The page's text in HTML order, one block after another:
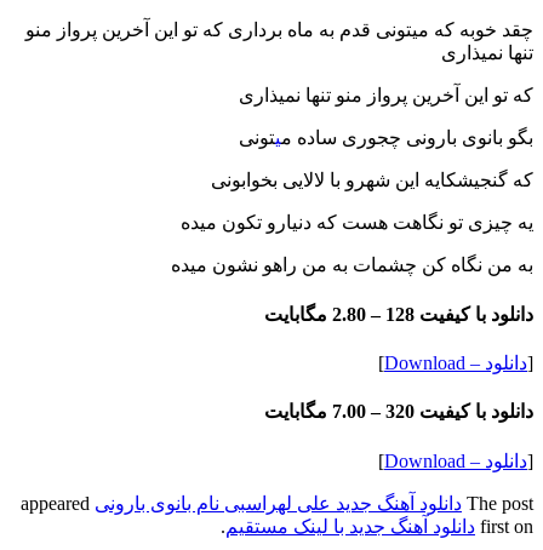
چقد خوبه که میتونی قدم به ماه برداری که تو این آخرین پرواز منو
تنها نمیذاری
که تو این آخرین پرواز منو تنها نمیذاری
بگو بانوی بارونی چجوری ساده میتونی
که گنجیشکایه این شهرو با لالایی بخوابونی
یه چیزی تو نگاهت هست که دنیارو تکون میده
به من نگاه کن چشمات به من راهو نشون میده
دانلود با کیفیت 128 – 2.80 مگابایت
[دانلود – Download ]
دانلود با کیفیت 320 – 7.00 مگابایت
[دانلود – Download ]
The post دانلود آهنگ جدید علی لهراسبی نام بانوی بارونی appeared
first on دانلود آهنگ جدید با لینک مستقیم.